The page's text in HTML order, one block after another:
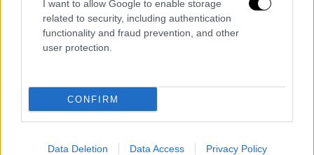
I want to allow Google to enable storage
related to security, including authentication
functionality and fraud prevention, and other
user protection.
CONFIRM
Data Deletion Data Access Privacy Policy
αποφάσισε η Ιερά Σύνοδος